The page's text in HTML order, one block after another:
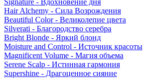
Signature - Вдохновение дня
Hair Alchemy - Сила Возрождения
Beautiful Color - Великолепие цвета
Silverati - Благородство серебра
Bright Blonde - Яркий блонд
Moisture and Control - Источник красоты
Magnificent Volume - Магия объема
Serene Scalp - Истинная гармония
Supershine - Драгоценное сияние